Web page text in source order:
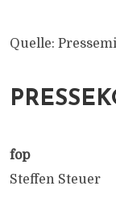
Quelle:
fop
Steffen Steuer